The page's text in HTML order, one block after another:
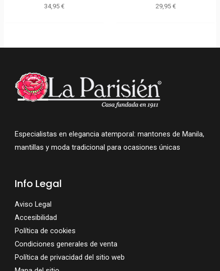
34,95€ 29,95 €
Especialistas en elegancia atemporal: mantones de Manila,
mantillas y moda tradicional para ocasiones únicas
Info Legal
Aviso Legal
Accesibilidad
Política de cookies
Condiciones generales de venta
Política de privacidad del sitio web